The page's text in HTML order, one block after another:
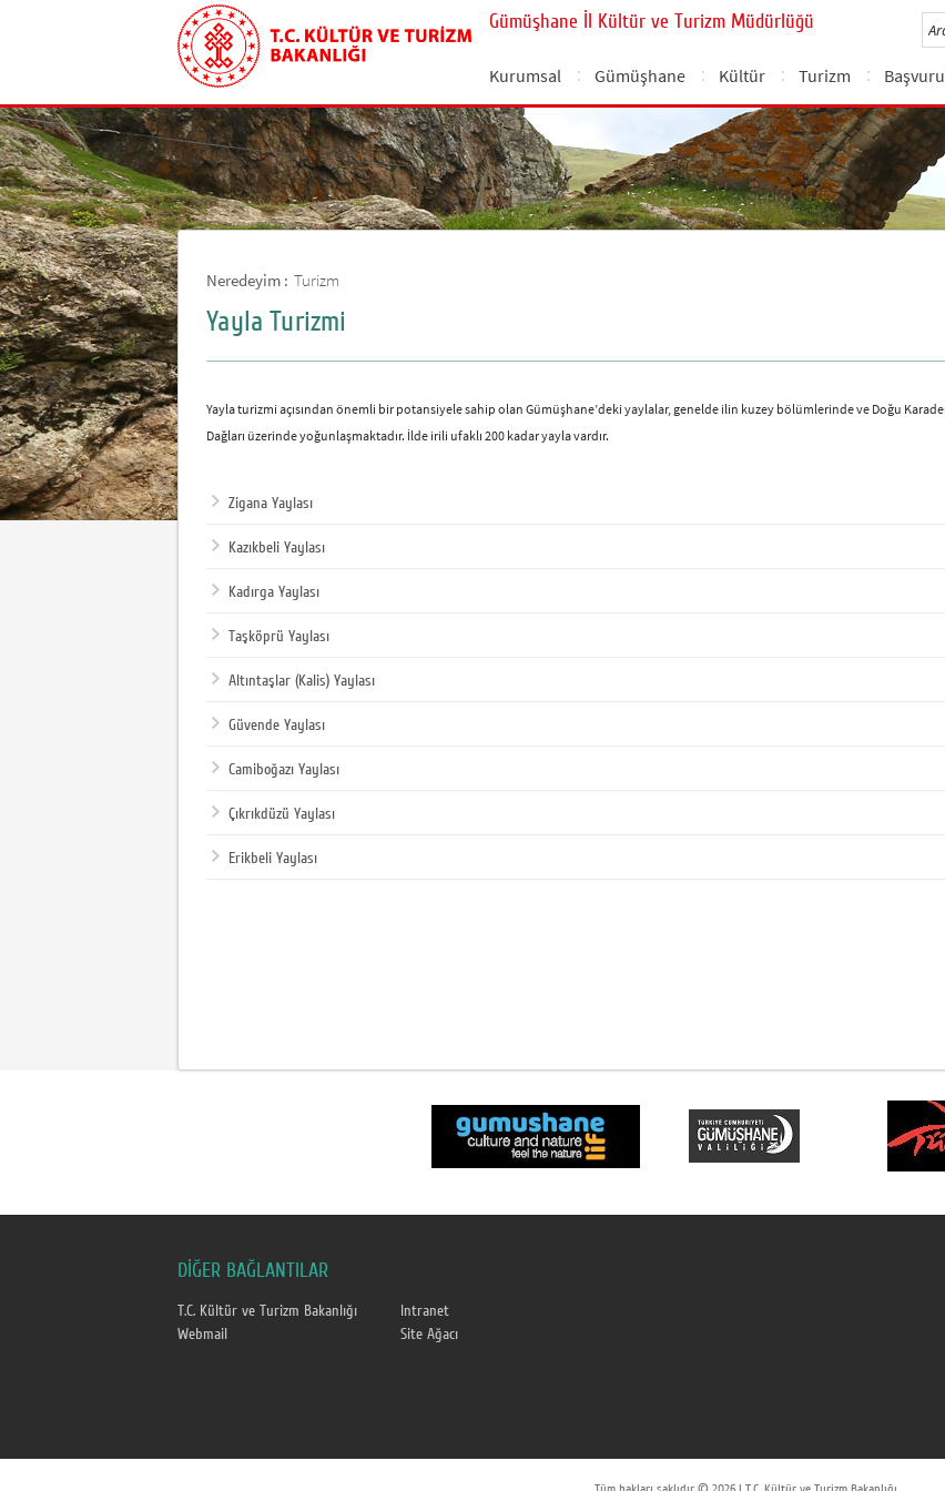
Gümüşhane İl Kültür ve Turizm Müdürlüğü
Kurumsal Gümüşhane Kültür Turizm
Neredeyim : Turizm
Yayla Turizmi
Yayla turizmi açısından önemli bir potansiyele sahip olan Gümüşhane’deki yaylalar, genelde ilin kuzey bölümlerinde ve Doğu
Dağları üzerinde yoğunlaşmaktadır. İlde irili ufaklı 200 kadar yayla vardır.
Zigana Yaylası
Kazıkbeli Yaylası
Kadırga Yaylası
Taşköprü Yaylası
Altıntaşlar (Kalis) Yaylası
Güvende Yaylası
Camiboğazı Yaylası
Çıkrıkdüzü Yaylası
Erikbeli Yaylası
DİĞER BAĞLANTILAR
T.C. Kültür ve Turizm Bakanlığı
Intranet
Webmail
Site Ağacı